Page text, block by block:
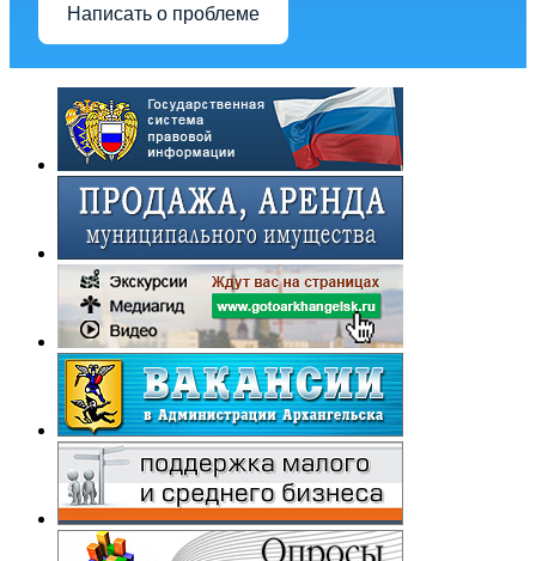
Написать о проблеме